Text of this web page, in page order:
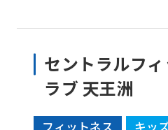
セントラルフ
ラブ 天王洲
フィットネス キッ